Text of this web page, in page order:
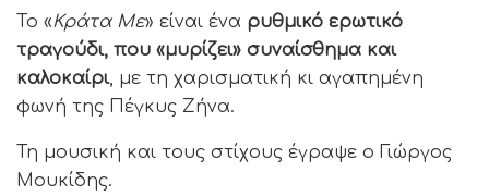
Το «Κράτα Με» είναι ένα ρυθμικό ερωτικό
τραγούδι, που «μυρίζει» συναίσθημα και
καλοκαίρι, με τη χαρισματική κι αγαπημένη
φωνή της Πέγκυς Ζήνα.
Τη μουσική και τους στίχους έγραψε ο Γιώργος
Μουκίδης.